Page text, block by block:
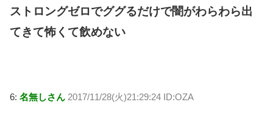
ストロングゼロでググるだけで闇がわらわら出
てきて怖くて飲めない
6: 名無しさん 2017/11/28(火)21:29:24 ID:OZA